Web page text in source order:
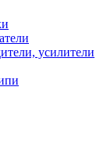
усилители